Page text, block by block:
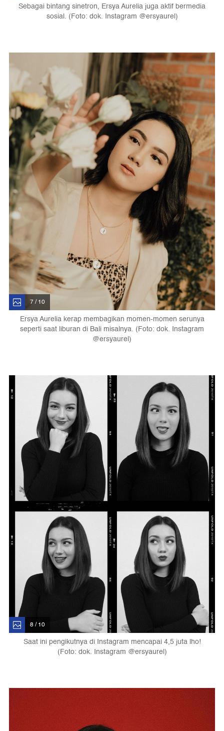
Sebagai bintang sinetron, Ersya Aurelia juga aktif bermedia
sosial. (Foto: dok. Instagram @ersyaurel)
7 / 10
Ersya Aurelia kerap membagikan momen-momen serunya
seperti saat liburan di Bali misalnya. (Foto: dok. Instagram
@ersyaurel)
8 / 10
Saat ini pengikutnya di Instagram mencapai 4,5 juta lho!
(Foto: dok. Instagram @ersyaurel)